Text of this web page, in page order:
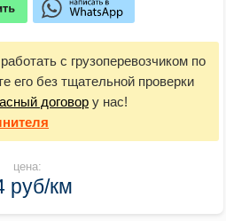
с грузоперевозчиком по
его без тщательной проверки
договор у нас!
цена:
руб/км